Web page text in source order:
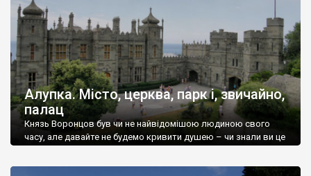
Алупка. Місто, церква, парк і, звичайно,
палац
Князь Воронцов був чи не найвідомішою людиною свого
часу, але давайте не будемо кривити душею – чи знали ви це